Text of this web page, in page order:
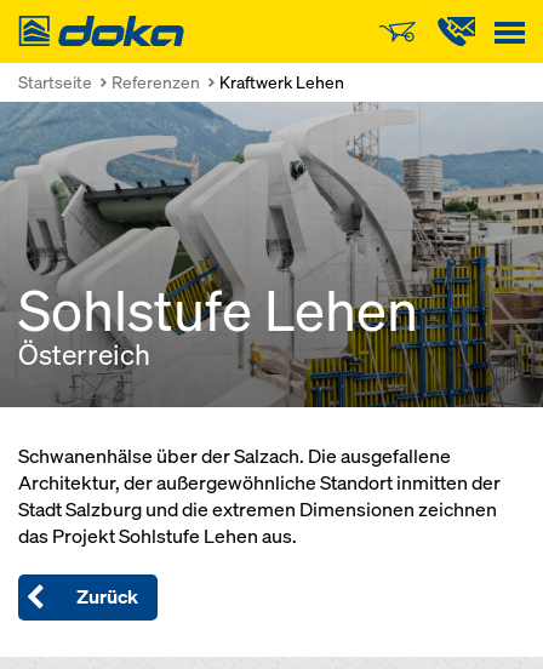
Doka
Startseite Referenzen Kraftwerk Lehen
Sohlstufe Lehen
Österreich
Schwanenhälse über der Salzach. Die ausgefallene
Architektur, der außergewöhnliche Standort inmitten der
Stadt Salzburg und die extremen Dimensionen zeichnen
das Projekt Sohlstufe Lehen aus.
Zurück